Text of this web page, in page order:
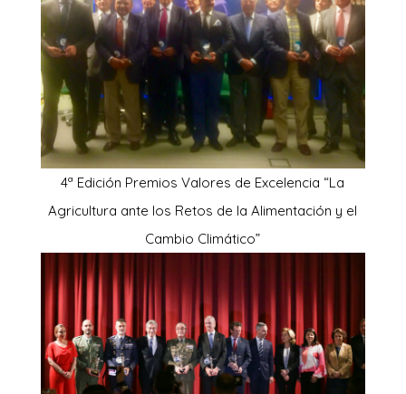
4ª Edición Premios Valores de Excelencia “La
Agricultura ante los Retos de la Alimentación y el
Cambio Climático”